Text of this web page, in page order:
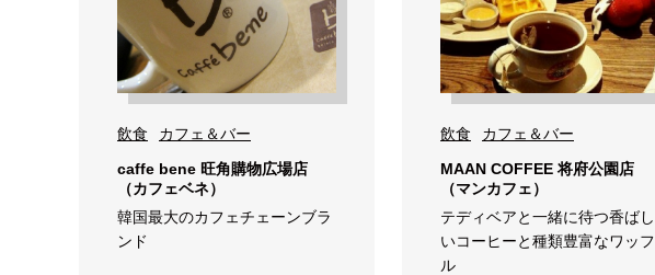
飲食
カフェ＆バー
caffe bene 旺角購物広場店
（カフェベネ）
韓国最大のカフェチェーンブラ
ンド
飲食
カフェ＆バー
MAAN COFFEE 将府公園店
（マンカフェ）
テディベアと一緒に待つ香ばし
いコーヒーと種類豊富なワッフ
ル